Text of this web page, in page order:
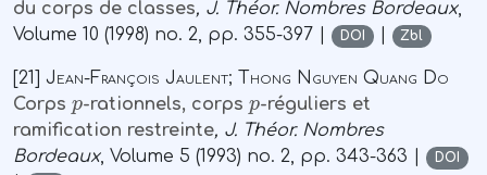
du corps de classes, J. Théor. Nombres Bordeaux,
Volume 10 (1998) no. 2, pp. 355-397 | DOI | Zbl
[21] Jean-François Jaulent; Thong Nguyen Quang Do
Corps
-rationnels, corps
-réguliers et
ramification restreinte, J. Théor. Nombres
Bordeaux, Volume 5 (1993) no. 2, pp. 343-363 | DOI